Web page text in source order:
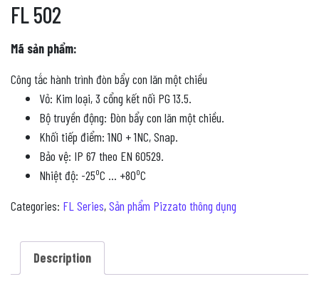
FL 502
Mã sản phẩm:
Công tắc hành trình đòn bẩy con lăn một chiều
Vỏ: Kim loại, 3 cổng kết nối PG 13.5.
Bộ truyền động: Đòn bẩy con lăn một chiều.
Khối tiếp điểm: 1NO + 1NC, Snap.
Bảo vệ: IP 67 theo EN 60529.
Nhiệt độ: -25oC … +80oC
Categories: FL Series,Sản phẩm Pizzato thông dụng
Description